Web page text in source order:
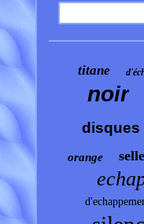
titane
noir
disques
orange selle